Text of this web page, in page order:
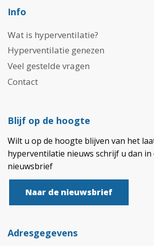
Info
Wat is hyperventilatie?
Hyperventilatie genezen
Veel gestelde vragen
Contact
Blijf op de hoogte
Wilt u op de hoogte blijven van het
hyperventilatie nieuws schrijf u dan in
nieuwsbrief
Naar de nieuwsbrief
Adresgegevens